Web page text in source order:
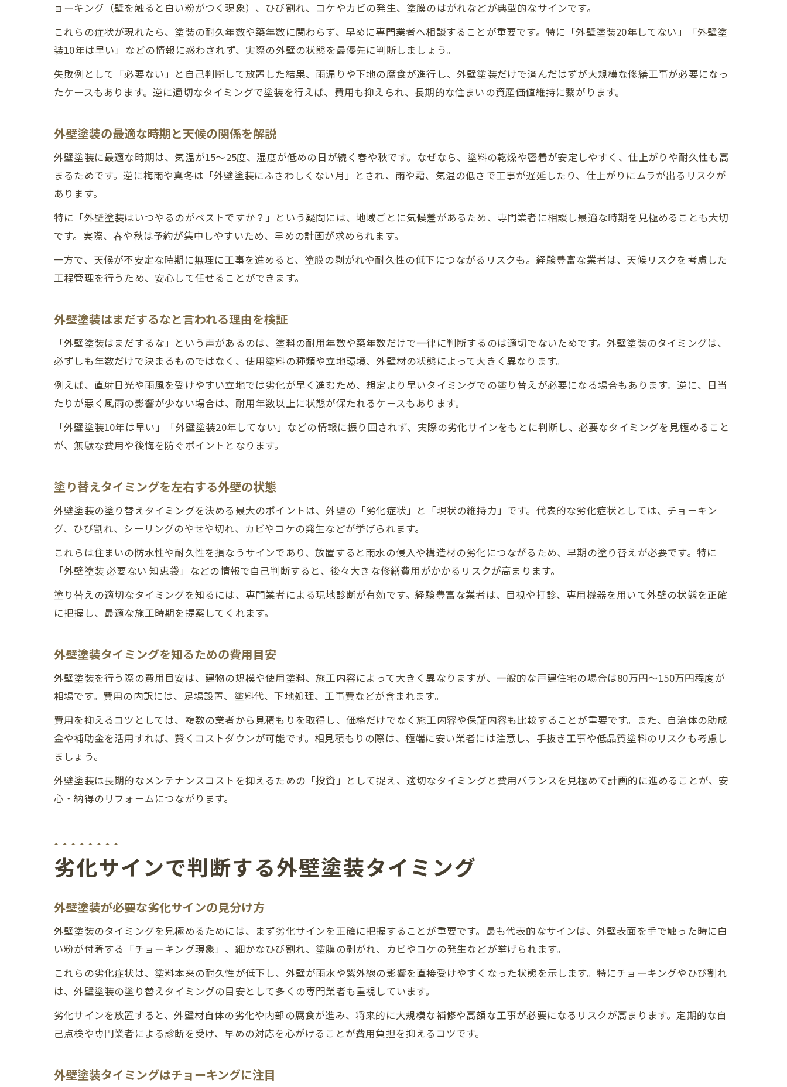
外壁塗装は10年早い論の真偽を徹底解説
外壁塗装を急がなくていい場合の見分け方
外壁塗装が必要ないケースのポイントを紹介
外壁塗装まだするなという判断基準とは
外壁材の種類で外壁塗装時期は変わるか
費用を抑える外壁塗装時期選びのコツ
外壁塗装の費用を安くするタイミング戦略
外壁塗装時期による見積もり価格の違い解説
外壁塗装タイミングで得する事前予約の効果
外壁塗装における業者選びと費用の関係性
外壁塗装にベストな季節とタイミング解説
外壁塗装にふさわしくない月のリスク説明
外壁塗装時期と仕上がりの関係を知る
外壁塗装が必要となる年数と症状を検証
ョーキング（壁を触ると白い粉がつく現象）、ひび割れ、コケやカビの発生、塗膜のはがれなどが典型的なサインです。
これらの症状が現れたら、塗装の耐久年数や築年数に関わらず、早めに専門業者へ相談することが重要です。特に「外壁塗装20年してない」「外壁塗
装10年は早い」などの情報に惑わされず、実際の外壁の状態を最優先に判断しましょう。
失敗例として「必要ない」と自己判断して放置した結果、雨漏りや下地の腐食が進行し、外壁塗装だけで済んだはずが大規模な修繕工事が必要になっ
たケースもあります。逆に適切なタイミングで塗装を行えば、費用も抑えられ、長期的な住まいの資産価値維持に繋がります。
外壁塗装の最適な時期と天候の関係を解説
外壁塗装に最適な時期は、気温が15～25度、湿度が低めの日が続く春や秋です。なぜなら、塗料の乾燥や密着が安定しやすく、仕上がりや耐久性も高
まるためです。逆に梅雨や真冬は「外壁塗装にふさわしくない月」とされ、雨や霜、気温の低さで工事が遅延したり、仕上がりにムラが出るリスクが
あります。
特に「外壁塗装はいつやるのがベストですか？」という疑問には、地域ごとに気候差があるため、専門業者に相談し最適な時期を見極めることも大切
です。実際、春や秋は予約が集中しやすいため、早めの計画が求められます。
一方で、天候が不安定な時期に無理に工事を進めると、塗膜の剥がれや耐久性の低下につながるリスクも。経験豊富な業者は、天候リスクを考慮した
工程管理を行うため、安心して任せることができます。
外壁塗装はまだするなと言われる理由を検証
「外壁塗装はまだするな」という声があるのは、塗料の耐用年数や築年数だけで一律に判断するのは適切でないためです。外壁塗装のタイミングは、
必ずしも年数だけで決まるものではなく、使用塗料の種類や立地環境、外壁材の状態によって大きく異なります。
例えば、直射日光や雨風を受けやすい立地では劣化が早く進むため、想定より早いタイミングでの塗り替えが必要になる場合もあります。逆に、日当
たりが悪く風雨の影響が少ない場合は、耐用年数以上に状態が保たれるケースもあります。
「外壁塗装10年は早い」「外壁塗装20年してない」などの情報に振り回されず、実際の劣化サインをもとに判断し、必要なタイミングを見極めること
が、無駄な費用や後悔を防ぐポイントとなります。
塗り替えタイミングを左右する外壁の状態
外壁塗装の塗り替えタイミングを決める最大のポイントは、外壁の「劣化症状」と「現状の維持力」です。代表的な劣化症状としては、チョーキン
グ、ひび割れ、シーリングのやせや切れ、カビやコケの発生などが挙げられます。
これらは住まいの防水性や耐久性を損なうサインであり、放置すると雨水の侵入や構造材の劣化につながるため、早期の塗り替えが必要です。特に
「外壁塗装 必要ない 知恵袋」などの情報で自己判断すると、後々大きな修繕費用がかかるリスクが高まります。
塗り替えの適切なタイミングを知るには、専門業者による現地診断が有効です。経験豊富な業者は、目視や打診、専用機器を用いて外壁の状態を正確
に把握し、最適な施工時期を提案してくれます。
外壁塗装タイミングを知るための費用目安
外壁塗装を行う際の費用目安は、建物の規模や使用塗料、施工内容によって大きく異なりますが、一般的な戸建住宅の場合は80万円～150万円程度が
相場です。費用の内訳には、足場設置、塗料代、下地処理、工事費などが含まれます。
費用を抑えるコツとしては、複数の業者から見積もりを取得し、価格だけでなく施工内容や保証内容も比較することが重要です。また、自治体の助成
金や補助金を活用すれば、賢くコストダウンが可能です。相見積もりの際は、極端に安い業者には注意し、手抜き工事や低品質塗料のリスクも考慮し
ましょう。
外壁塗装は長期的なメンテナンスコストを抑えるための「投資」として捉え、適切なタイミングと費用バランスを見極めて計画的に進めることが、安
心・納得のリフォームにつながります。
劣化サインで判断する外壁塗装タイミング
外壁塗装が必要な劣化サインの見分け方
外壁塗装のタイミングを見極めるためには、まず劣化サインを正確に把握することが重要です。最も代表的なサインは、外壁表面を手で触った時に白
い粉が付着する「チョーキング現象」、細かなひび割れ、塗膜の剥がれ、カビやコケの発生などが挙げられます。
これらの劣化症状は、塗料本来の耐久性が低下し、外壁が雨水や紫外線の影響を直接受けやすくなった状態を示します。特にチョーキングやひび割れ
は、外壁塗装の塗り替えタイミングの目安として多くの専門業者も重視しています。
劣化サインを放置すると、外壁材自体の劣化や内部の腐食が進み、将来的に大規模な補修や高額な工事が必要になるリスクが高まります。定期的な自
己点検や専門業者による診断を受け、早めの対応を心がけることが費用負担を抑えるコツです。
外壁塗装タイミングはチョーキングに注目